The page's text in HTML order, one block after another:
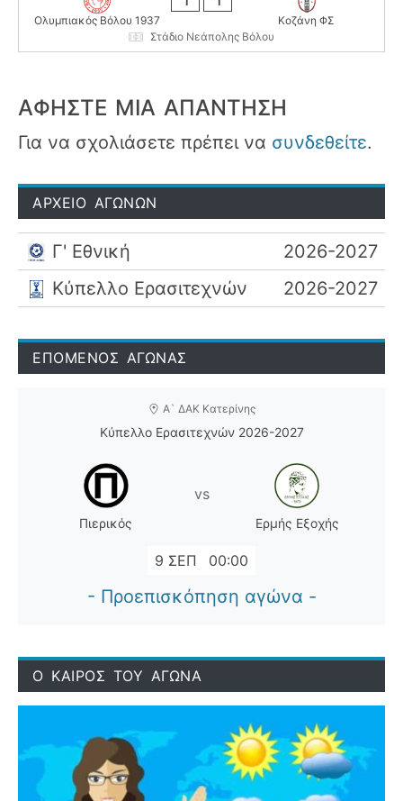
Ολυμπιακός Βόλου 1937
Κοζάνη ΦΣ
Στάδιο Νεάπολης Βόλου
ΑΦΉΣΤΕ ΜΙΑ ΑΠΆΝΤΗΣΗ
Για να σχολιάσετε πρέπει να συνδεθείτε.
ΑΡΧΕΙΟ ΑΓΩΝΩΝ
Γ' Εθνική
2026-2027
Κύπελλο Ερασιτεχνών
2026-2027
ΕΠΟΜΕΝΟΣ ΑΓΩΝΑΣ
Α` ΔΑΚ Κατερίνης
Κύπελλο Ερασιτεχνών 2026-2027
Πιερικός
vs
Ερμής Εξοχής
9 ΣΕΠ 00:00
- Προεπισκόπηση αγώνα -
Ο ΚΑΙΡΟΣ ΤΟΥ ΑΓΩΝΑ